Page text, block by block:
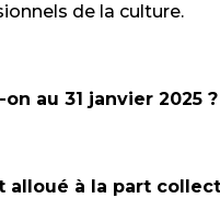
de la culture.
au 31 janvier 2025 ?
alloué à la part